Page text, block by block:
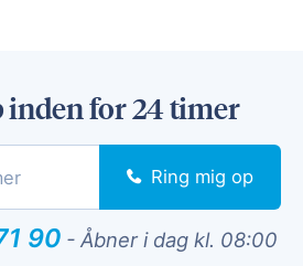
for 24 timer
Ring mig op
90 - Åbner i dag kl. 08:00